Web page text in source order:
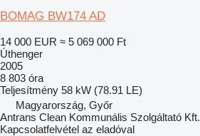
BOMAG BW174 AD
14 000 EUR ≈ 5 069 000 Ft
Úthenger
2005
8 803 óra
Teljesítmény 58 kW (78.91 LE)
Magyarország, Győr
Antrans Clean Kommunális Szolgáltató Kft.
Kapcsolatfelvétel az eladóval